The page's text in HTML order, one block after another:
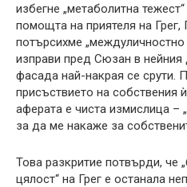
избегне „метаболитна
помощта на приятеля на Грег,
потърсихме
изправи пред Сюзан в
фасада най-накрая се срути.
присъствието на собствения
аферата е чиста измислица –
за да ме накаже за
Това разкритие потвърди, че
цялост“ на Грег е останала